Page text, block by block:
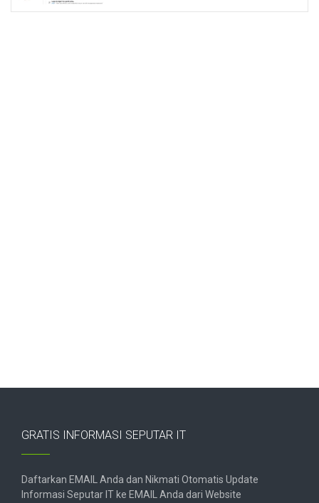
GRATIS INFORMASI SEPUTAR IT
Daftarkan EMAIL Anda dan Nikmati Otomatis Update
Informasi Seputar IT ke EMAIL Anda dari Website